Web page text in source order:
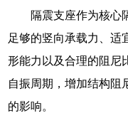
隔震支座作为核心
足够的竖向承载力、适
形能力以及合理的阻尼
自振周期，增加结构阻
的影响。